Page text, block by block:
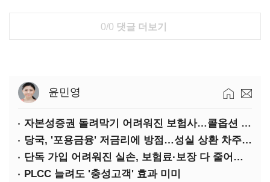
0/0 댓글 더보기
윤민영
자본성증권 돌려막기 어려워진 보험사…콜옵션 부담 급증
당국, '포용금융' 저금리에 방점…성실 상환 차주는 '역차별'
단독 가입 어려워진 실손, 보험료·보장 다 줄어든 5세대는?
PLCC 늘려도 '충성고객' 효과 미미